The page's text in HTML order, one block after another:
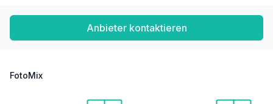
Anbieter kontaktieren
FotoMix